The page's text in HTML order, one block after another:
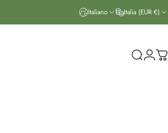
Italiano Italia (EUR €)
Cerca